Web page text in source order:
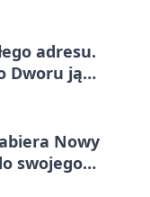
adresu.
Dworu ją
Nowy
swojego